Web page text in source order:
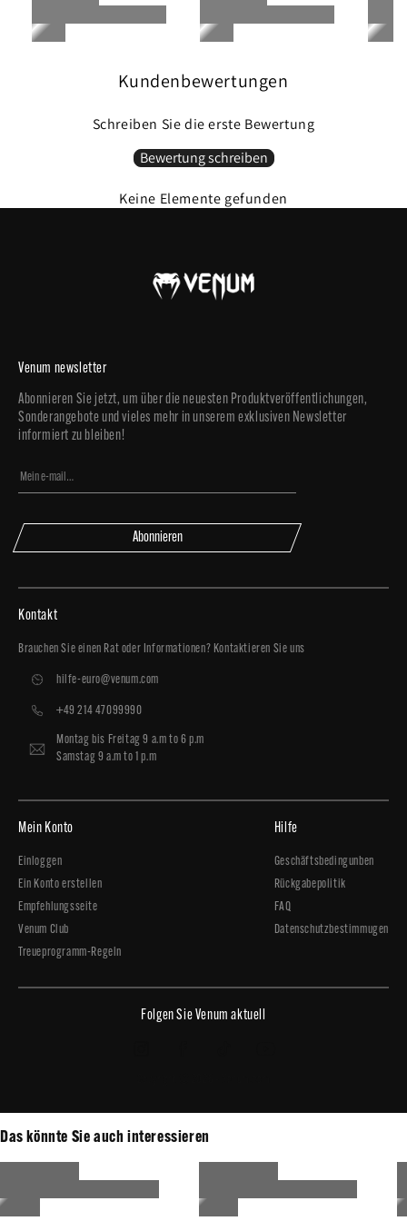
Kampfsportarten.
Die Farbe der Personalisierung kann sich leicht von der Farbe der Vorschau auf der
Nicht bügeln
Kühl waschen / 30° C.
Kundenbewertungen
Schreiben Sie die erste Bewertung
Bewertung schreiben
Keine Elemente gefunden
Venum newsletter
Abonnieren Sie jetzt, um über die neuesten Produktveröffentlichungen,
Sonderangebote und vieles mehr in unserem exklusiven Newsletter
informiert zu bleiben!
Abonnieren
Kontakt
Brauchen Sie einen Rat oder Informationen? Kontaktieren Sie uns
hilfe-euro@venum.com
+49 214 47099990
Montag bis Freitag 9 a.m to 6 p.m
Samstag 9 a.m to 1 p.m
Mein Konto
Einloggen
Ein Konto erstellen
Empfehlungsseite
Venum Club
Treueprogramm-Regeln
Hilfe
Geschäftsbedingunben
Rückgabepolitik
FAQ
Datenschutzbestimmugen
Folgen Sie Venum aktuell
Das könnte Sie auch interessieren